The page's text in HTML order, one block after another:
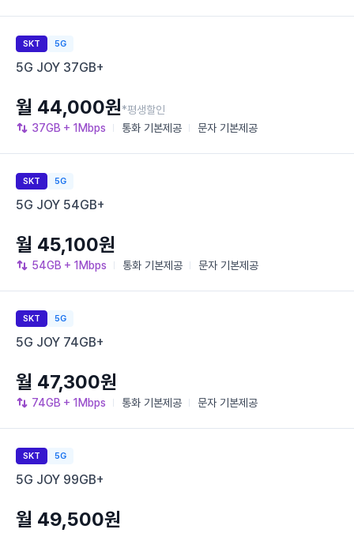
SKT 5G
5G JOY 37GB+
37GB + 1Mbps 통화 기본제공 문자 기본제공
월 44,000원*평생할인
SKT 5G
5G JOY 54GB+
54GB + 1Mbps 통화 기본제공 문자 기본제공
월 45,100원
SKT 5G
5G JOY 74GB+
74GB + 1Mbps 통화 기본제공 문자 기본제공
월 47,300원
SKT 5G
5G JOY 99GB+
월 49,500원